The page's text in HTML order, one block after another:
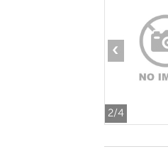
2/4
‹